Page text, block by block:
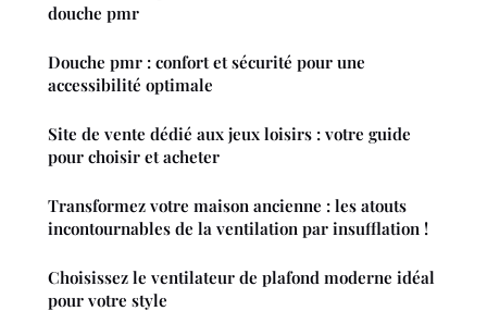
douche pmr
Douche pmr : confort et sécurité pour une
accessibilité optimale
Site de vente dédié aux jeux loisirs : votre guide
pour choisir et acheter
Transformez votre maison ancienne : les atouts
incontournables de la ventilation par insufflation !
Choisissez le ventilateur de plafond moderne idéal
pour votre style